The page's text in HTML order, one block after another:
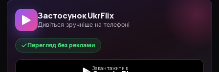
Застосунок UkrFlix
Дивіться зручніше на телефоні
Перегляд без реклами
Завантажити в